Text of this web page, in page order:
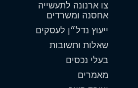
צו ארנונה לתעשייה
אחסנה ומשרדים
ייעוץ נדל״ן לעסקים
שאלות ותשובות
בעלי נכסים
מאמרים